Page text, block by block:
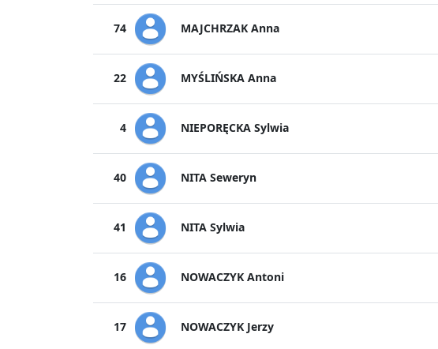
74 MAJCHRZAK Anna
22 MYŚLIŃSKA Anna
4 NIEPORĘCKA Sylwia
40 NITA Seweryn
41 NITA Sylwia
16 NOWACZYK Antoni
17 NOWACZYK Jerzy